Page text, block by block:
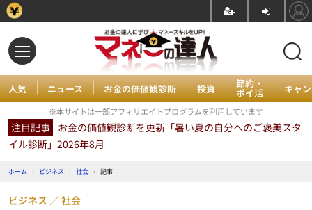
人気 ニュース お金の価値観診断 投資 節約・
ポイ活 キャ
※本サイトは一部アフィリエイトプログラムを利用しています
注目記事 お金の価値観診断を更新「暑い夏の自分へのご褒美スタ
イル診断」2026年8月
ホーム › ビジネス › 社会 › 記事
ビジネス 社会